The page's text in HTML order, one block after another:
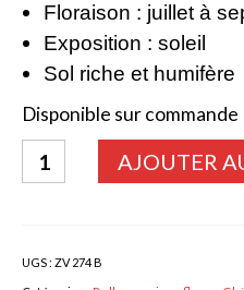
Divers bulbes
Bulbes Printemps
Callas – arum
Glaïeuls
Floraison : juillet à
Exposition : soleil
Sol riche et humifère
Disponible sur commande
quantité
de
AJOUTER
UGS : ZV 274 B